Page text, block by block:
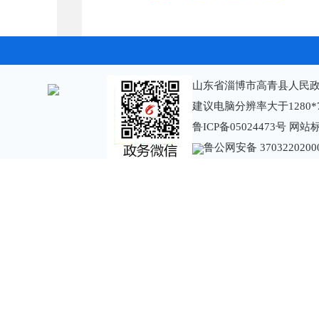
山东省淄博市高青县人民
建议电脑分辨率大于
鲁ICP备05024473号 网站
鲁公网安备